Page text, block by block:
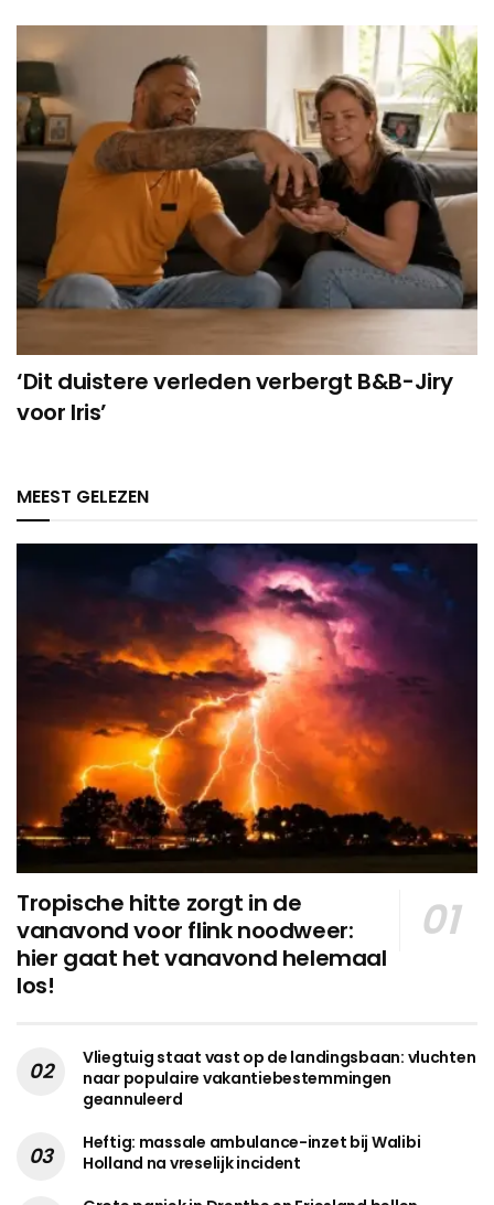
‘Dit duistere verleden verbergt B&B-Jiry
voor Iris’
MEEST GELEZEN
Tropische hitte zorgt in de
vanavond voor flink noodweer:
hier gaat het vanavond helemaal
los!
Vliegtuig staat vast op de landingsbaan: vluchten
naar populaire vakantiebestemmingen
geannuleerd
Heftig: massale ambulance-inzet bij Walibi
Holland na vreselijk incident